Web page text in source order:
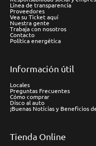
Línea de transparencia
Proveedores
Vea su Ticket aquí
Nuestra gente
Trabaja con nosotros
Contacto
Política energética
Información útil
Locales
Preguntas Frecuentes
Cómo comprar
Disco al auto
¡Buenas Noticias y Beneficios
Tienda Online